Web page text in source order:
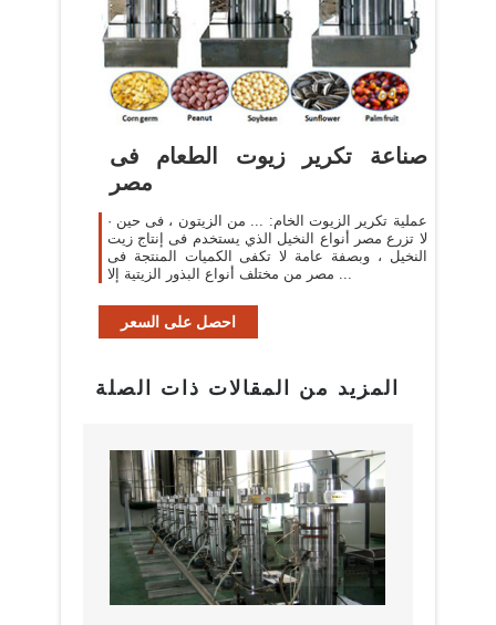
صناعة تكرير زيوت الطعام فى
مصر
· عملية تكرير الزيوت الخام: ... من الزيتون ، فى حين
لا تزرع مصر أنواع النخيل الذي يستخدم فى إنتاج زيت
النخيل ، وبصفة عامة لا تكفى الكميات المنتجة فى
مصر من مختلف أنواع البذور الزيتية إلا ...
احصل على السعر
المزيد من المقالات ذات الصلة